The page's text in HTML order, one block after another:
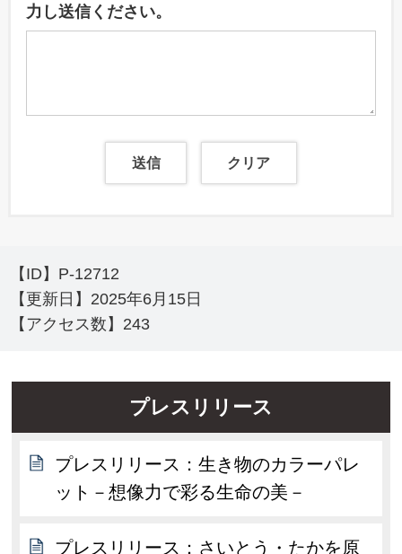
力し送信ください。
【ID】 P-12712
【更新日】 2025年6月15日
【アクセス数】 243
プレスリリース
プレスリリース：生き物のカラーパレ
ット－想像力で彩る生命の美－
プレスリリース：さいとう・たかを原